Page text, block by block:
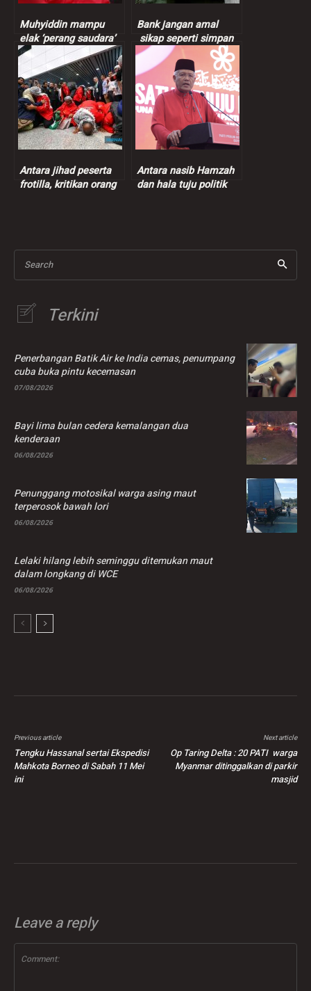
Muhyiddin mampu
elak ‘perang saudara’
dalam Bersatu
Bank jangan amal
sikap seperti simpan
duit bawah bantal
Antara jihad peserta
frotilla, kritikan orang
Antara nasib Hamzah
dan hala tuju politik
Search
Terkini
Penerbangan Batik Air ke India cemas, penumpang
cuba buka pintu kecemasan
07/08/2026
Bayi lima bulan cedera kemalangan dua
kenderaan
06/08/2026
Penunggang motosikal warga asing maut
terperosok bawah lori
06/08/2026
Lelaki hilang lebih seminggu ditemukan maut
dalam longkang di WCE
06/08/2026
Previous article
Tengku Hassanal sertai Ekspedisi
Mahkota Borneo di Sabah 11 Mei
ini
Next article
Op Taring Delta : 20 PATI warga
Myanmar ditinggalkan di parkir
masjid
Leave a reply